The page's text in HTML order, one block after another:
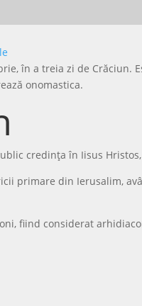
în a treia zi de Crăciun.
onomastica.
credința în Iisus
primare din Ierusalim,
fiind considerat